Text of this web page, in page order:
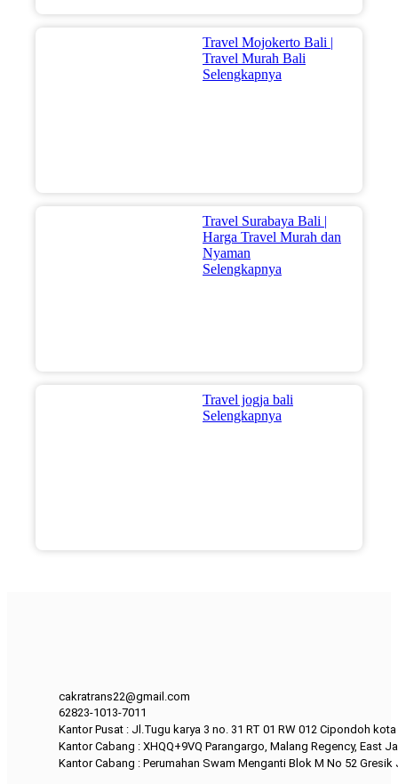
Travel Mojokerto Bali |
Travel Murah Bali
Selengkapnya
Travel Surabaya Bali |
Harga Travel Murah dan
Nyaman
Selengkapnya
Travel jogja bali
Selengkapnya
cakratrans22@gmail.com
62823-1013-7011
Kantor Pusat : Jl.Tugu karya 3 no. 31 RT 01 RW 012 Cipondoh
Kantor Cabang : XHQQ+9VQ Parangargo, Malang Regency, East
Kantor Cabang : Perumahan Swam Menganti Blok M No 52 Gresik